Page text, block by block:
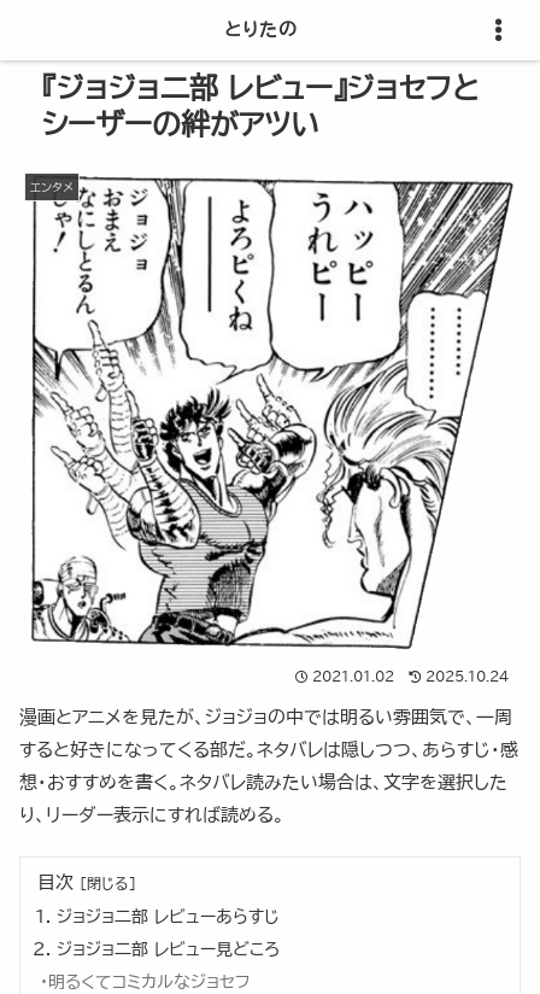
『ジョジョ二部 レビュー』ジョセフと
シーザーの絆がアツい
エンタメ
2021.01.02 2025.10.24
漫画とアニメを見たが、ジョジョの中では明るい雰囲気で、一周
すると好きになってくる部だ。ネタバレは隠しつつ、あらすじ・感
想・おすすめを書く。ネタバレ読みたい場合は、文字を選択した
り、リーダー表示にすれば読める。
目次
ジョジョ二部 レビューあらすじ
ジョジョ二部 レビュー見どころ
明るくてコミカルなジョセフ
とりたの